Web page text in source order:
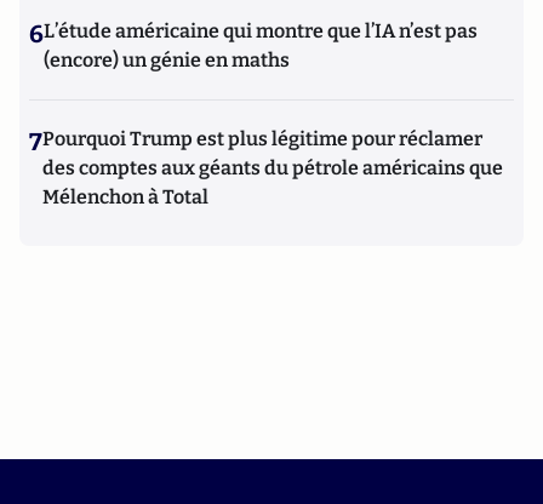
6L’étude américaine qui montre que l’IA n’est pas
(encore) un génie en maths
7Pourquoi Trump est plus légitime pour réclamer
des comptes aux géants du pétrole américains que
Mélenchon à Total